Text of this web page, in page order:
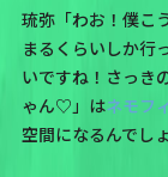
琉弥「わお！僕こ
まるくらいしか行
いですね！さっき
ゃん♡」はネモフ
空間になるんでし